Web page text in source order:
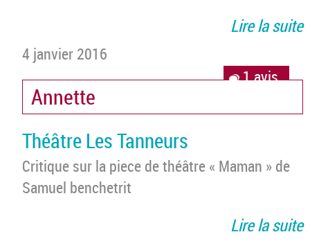
Lire la suite
4 janvier 2016
1 avis
Annette
Théâtre Les Tanneurs
Critique sur la piece de théâtre « Maman » de
Samuel benchetrit
Lire la suite